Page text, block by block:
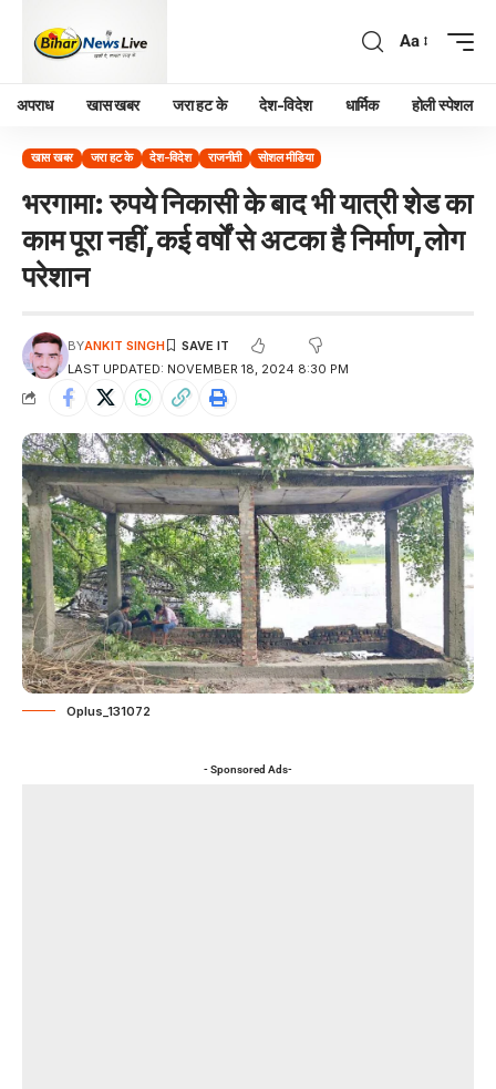
Aa
अपराध खास खबर जरा हट के देश-विदेश धार्मिक होली स्पेशल
खास खबर जरा हट के देश-विदेश राजनीती सोशल मीडिया
भरगामा: रुपये निकासी के बाद भी यात्री शेड का
काम पूरा नहीं,कई वर्षों से अटका है निर्माण,लोग
परेशान
LAST UPDATED: NOVEMBER 18, 2024 8:30 PM
BYANKIT SINGH
Oplus_131072
- Sponsored Ads-